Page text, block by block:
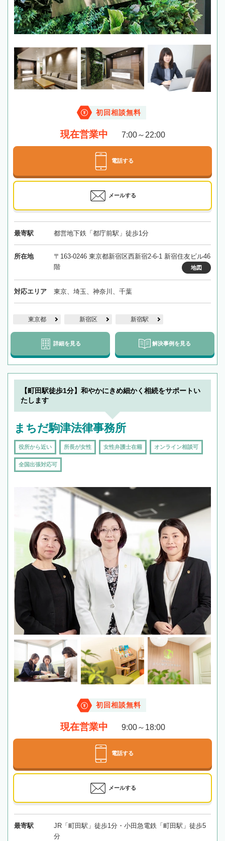
初回相談無料
現在営業中 7:00～22:00
電話する
メールする
最寄駅 都営地下鉄「都庁前駅」徒歩1分
所在地
〒163-0246 東京都新宿区西新宿2-6-1 新宿住友ビル46
階
地図
対応エリア 東京、埼玉、神奈川、千葉
東京都 新宿区 新宿駅
詳細を見る 解決事例を見る
【町田駅徒歩1分】和やかにきめ細かく相続をサポートい
たします
まちだ駒津法律事務所
役所から近い 所長が女性 女性弁護士在籍 オンライン相談可
全国出張対応可
初回相談無料
現在営業中 9:00～18:00
電話する
メールする
最寄駅
JR「町田駅」徒歩1分・小田急電鉄「町田駅」徒歩5
分